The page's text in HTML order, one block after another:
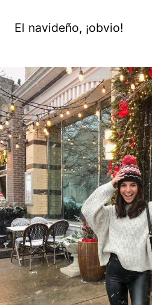
El navideño, ¡obvio!